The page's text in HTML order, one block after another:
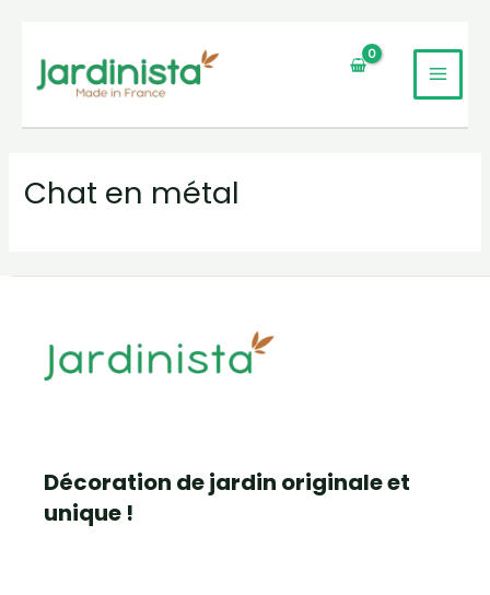
contenu
Chat en métal
Décoration de jardin originale et
unique !